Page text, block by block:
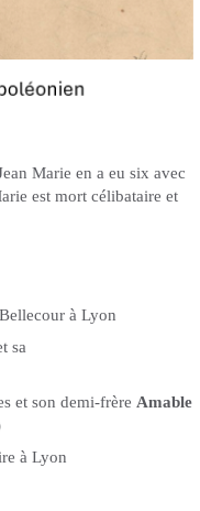
Marie en a eu six avec
est mort célibataire et
à Lyon
sa
et son demi-frère Amable
à Lyon